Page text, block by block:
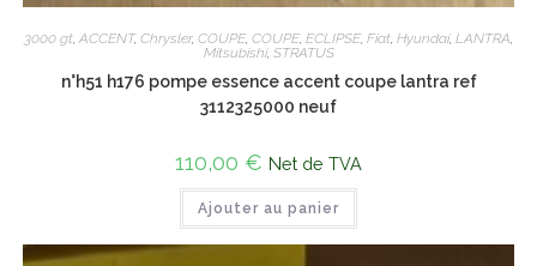
3000 gt, ACCENT, Chrysler, COUPE, COUPE, ECLIPSE, Fiat, Hyundai, LANTRA,
Mitsubishi, STRATUS
n°h51 h176 pompe essence accent coupe lantra ref
3112325000 neuf
110,00 € Net de TVA
Ajouter au panier